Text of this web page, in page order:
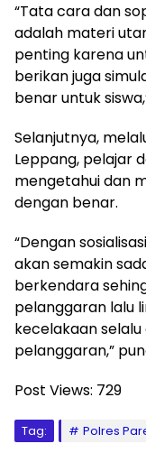
“Tata cara dan
adalah materi
penting karena
berikan juga
benar untuk
Selanjutnya,
Leppang, pelajar
mengetahui dan
dengan benar.
“Dengan
akan semakin
berkendara
pelanggaran lalu
kecelakaan
pelanggaran,”
Post Views: 729
Tag: Polres